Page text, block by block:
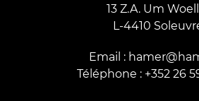
13 Z.A. Um
L-4410
Email :
Téléphone : +352 26